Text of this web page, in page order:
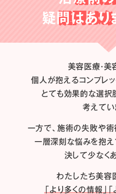
疑問はあり
美容医療・美
個人が抱えるコンプレ
とても効果的な選択
考えてい
一方で、施術の失敗や術
一層深刻な悩みを抱え
決して少なく
わたしたち美容
「より多くの情報」